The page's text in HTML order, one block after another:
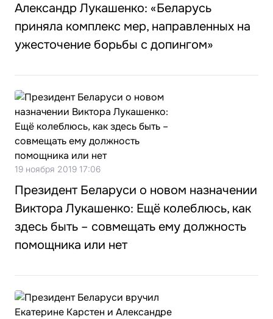
Александр Лукашенко: «Беларусь
приняла комплекс мер, направленных на
ужесточение борьбы с допингом»
19 ноября 2019 17:06
Президент Беларуси о новом назначении
Виктора Лукашенко: Ещё колеблюсь, как
здесь быть – совмещать ему должность
помощника или нет